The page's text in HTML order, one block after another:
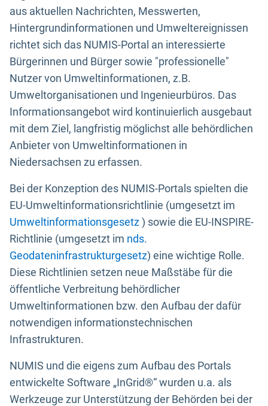
aus aktuellen Nachrichten, Messwerten,
Hintergrundinformationen und Umweltereignissen
richtet sich das NUMIS-Portal an interessierte
Bürgerinnen und Bürger sowie "professionelle"
Nutzer von Umweltinformationen, z.B.
Umweltorganisationen und Ingenieurbüros. Das
Informationsangebot wird kontinuierlich ausgebaut
mit dem Ziel, langfristig möglichst alle behördlichen
Anbieter von Umweltinformationen in
Niedersachsen zu erfassen.
Bei der Konzeption des NUMIS-Portals spielten die
EU-Umweltinformationsrichtlinie (umgesetzt im
Umweltinformationsgesetz) sowie die EU-INSPIRE-
Richtlinie (umgesetzt im nds.
Geodateninfrastrukturgesetz) eine wichtige Rolle.
Diese Richtlinien setzen neue Maßstäbe für die
öffentliche Verbreitung behördlicher
Umweltinformationen bzw. den Aufbau der dafür
notwendigen informationstechnischen
Infrastrukturen.
NUMIS und die eigens zum Aufbau des Portals
entwickelte Software „InGrid®“ wurden u.a. als
Werkzeuge zur Unterstützung der Behörden bei der